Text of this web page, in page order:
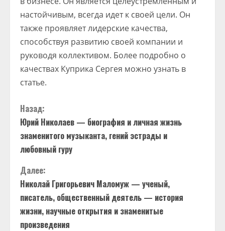
настойчивым, всегда идет к своей цели. Он
также проявляет лидерские качества,
способствуя развитию своей компании и
руководя коллективом. Более подробно о
качествах Куприка Сергея можно узнать в
статье.
П
р
о
д
о
л
Назад:
Юрий Николаев — биография и личная жизнь
знаменитого музыканта, гений эстрады и
любовный гуру
Далее:
Николай Григорьевич Маломуж — ученый,
писатель, общественный деятель — история
жизни, научные открытия и знаменитые
произведения